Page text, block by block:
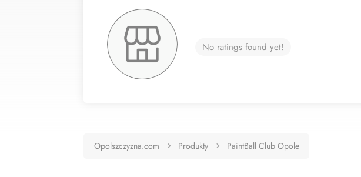
No ratings found yet!
Opolszczyzna.com Produkty PaintBall Club Opole